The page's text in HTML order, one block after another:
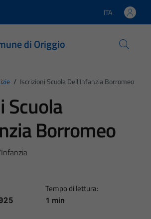
Lingua attiva:
ITA
di Origgio
/ Iscrizioni Scuola Dell’Infanzia Borromeo
Scuola
Borromeo
Tempo di lettura:
1 min